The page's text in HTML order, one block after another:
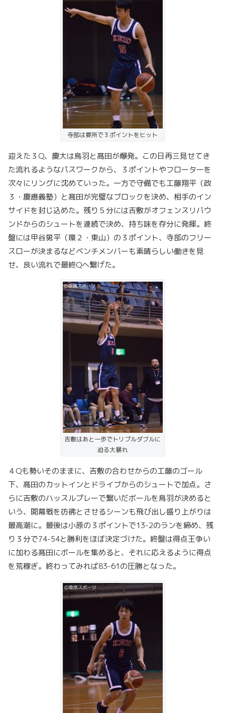
寺部は要所で３ポイントをヒット
迎えた３Q、慶大は鳥羽と髙田が爆発。この日再三見せてき
た流れるようなパスワークから、３ポイントやフローターを
次々にリングに沈めていった。一方で守備でも工藤翔平（政
３・慶應義塾）と髙田が完璧なブロックを決め、相手のイン
サイドを封じ込めた。残り５分には吉敷がオフェンスリバウ
ンドからのシュートを連続で決め、持ち味を存分に発揮。終
盤には甲谷勇平（環２・東山）の３ポイント、寺部のフリー
スローが決まるなどベンチメンバーも素晴らしい働きを見
せ、良い流れで最終Qへ繋げた。
吉敷はあと一歩でトリプルダブルに
迫る大暴れ
４Qも勢いそのままに、吉敷の合わせからの工藤のゴール
下、髙田のカットインとドライブからのシュートで加点。さ
らに吉敷のハッスルプレーで繋いだボールを鳥羽が決めると
いう、開幕戦を彷彿とさせるシーンも飛び出し盛り上がりは
最高潮に。最後は小原の３ポイントで13-2のランを締め、残
り３分で74-54と勝利をほぼ決定づけた。終盤は得点王争い
に加わる髙田にボールを集めると、それに応えるように得点
を荒稼ぎ。終わってみれば83-61の圧勝となった。